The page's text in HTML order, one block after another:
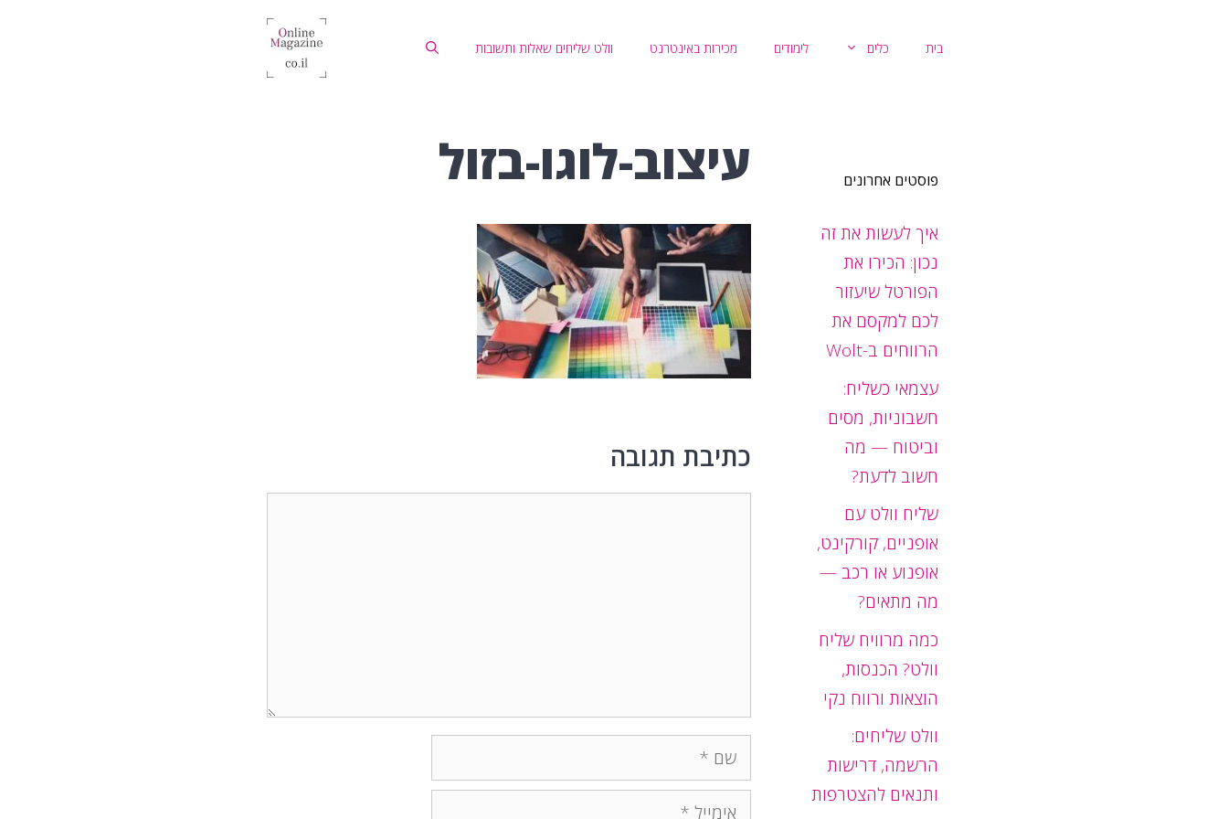
בית כלים לימודים מכירות באינטרנט וולט שליחים שאלות ותשובות
עיצוב-לוגו-בזול
כתיבת תגובה
שם
אימייל
פוסטים אחרונים
איך לעשות את זה
נכון: הכירו את
הפורטל שיעזור
לכם למקסם את
הרווחים ב-Wolt
עצמאי כשליח:
חשבוניות, מסים
וביטוח — מה
חשוב לדעת?
שליח וולט עם
אופניים, קורקינט,
אופנוע או רכב —
מה מתאים?
כמה מרוויח שליח
וולט? הכנסות,
הוצאות ורווח נקי
וולט שליחים:
הרשמה, דרישות
ותנאים להצטרפות